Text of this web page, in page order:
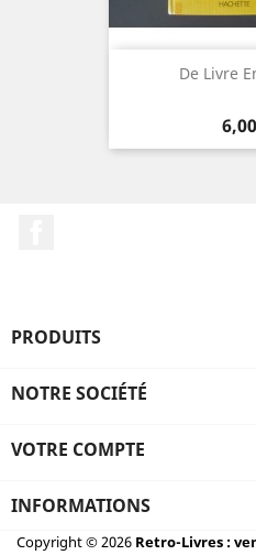
De Livre
Prix
PRODUITS
NOTRE SOCIÉTÉ
VOTRE COMPTE
INFORMATIONS
Copyright © 2026 Retro-Livres :